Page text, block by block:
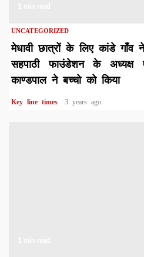
UNCATEGORIZED
मेधावी छात्रों के लिए कांडे गाँव
सहपाठी फाउंडेशन के अध्यक्ष
काण्डपाल ने बच्चो को किया
Key line times 3 years ago